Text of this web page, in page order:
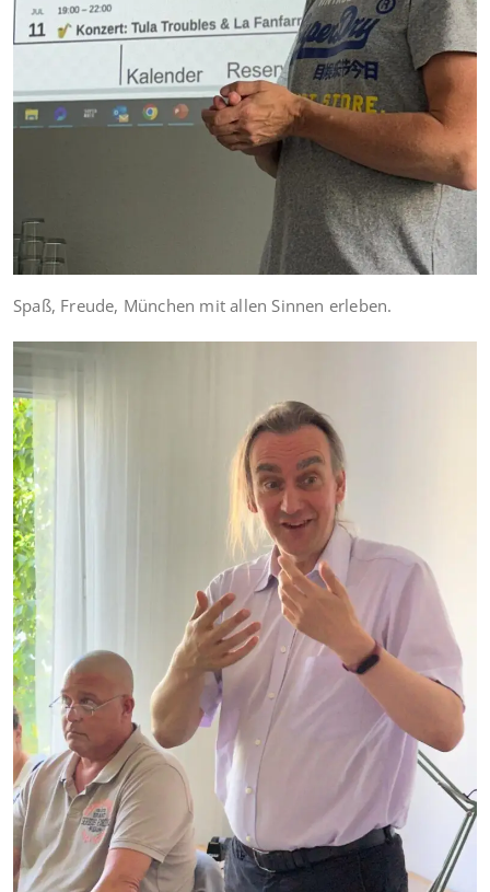
Spaß, Freude, München mit allen Sinnen erleben.